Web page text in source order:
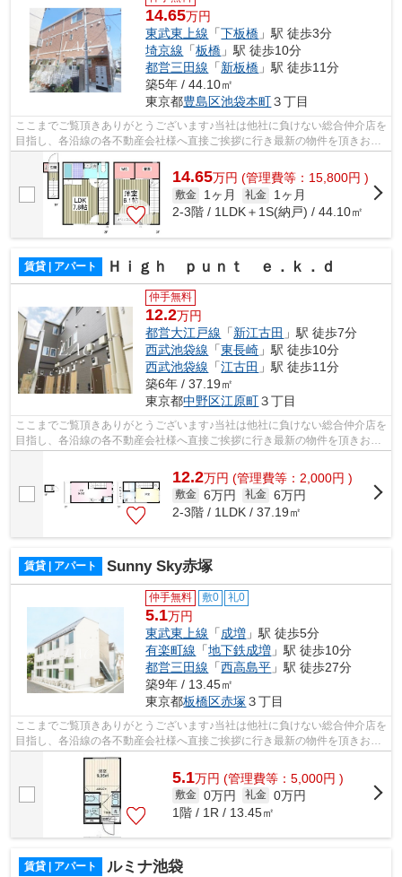
14.65万円
東武東上線 「下板橋 」駅 徒歩3分
埼京線 「板橋 」駅 徒歩10分
都営三田線 「新板橋 」駅 徒歩11分
築5年 / 44.10㎡
東京都豊島区池袋本町３丁目
ここまでご覧頂きありがとうございます♪当社は他社に負けない総合仲介店を
目指し、各沿線の各不動産会社様へ直接ご挨拶に行き最新の物件を頂きお客
様へ提供しております！最新の情報は...
14.65万円 (管理費等：15,800円 )
敷金 1ヶ月 礼金
1ヶ月
2-3階 / 1LDK＋1S(納戸) / 44.10㎡
賃貸 | アパート Ｈｉｇｈ ｐｕｎｔ ｅ．ｋ．ｄ
仲手無料
12.2万円
都営大江戸線 「新江古田 」駅 徒歩7分
西武池袋線 「東長崎 」駅 徒歩10分
西武池袋線 「江古田 」駅 徒歩11分
築6年 / 37.19㎡
東京都中野区江原町３丁目
ここまでご覧頂きありがとうございます♪当社は他社に負けない総合仲介店を
目指し、各沿線の各不動産会社様へ直接ご挨拶に行き最新の物件を頂きお客
12.2万円 (管理費等：2,000円 )
敷金 6万円 礼金 6万円
2-3階 / 1LDK / 37.19㎡
賃貸 | アパート Sunny Sky赤塚
仲手無料 敷0 礼0
5.1万円
東武東上線 「成増 」駅 徒歩5分
有楽町線 「地下鉄成増 」駅 徒歩10分
都営三田線 「西高島平 」駅 徒歩27分
築9年 / 13.45㎡
東京都板橋区赤塚３丁目
ここまでご覧頂きありがとうございます♪当社は他社に負けない総合仲介店を
目指し、各沿線の各不動産会社様へ直接ご挨拶に行き最新の物件を頂きお客
様へ提供しております！最新の情報は...
5.1万円 (管理費等：5,000円 )
敷金 0万円 礼金 0万円
1階 / 1R / 13.45㎡
賃貸 | アパート ルミナ池袋